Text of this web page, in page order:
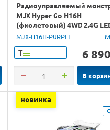
Радиоуправляемый
MJX Hyper Go H16H
(фиолетовый) 4WD 2.4G
GPS 1/16 RTR
MJX-H16H-PURPLE
Т 6 890
В
новинка